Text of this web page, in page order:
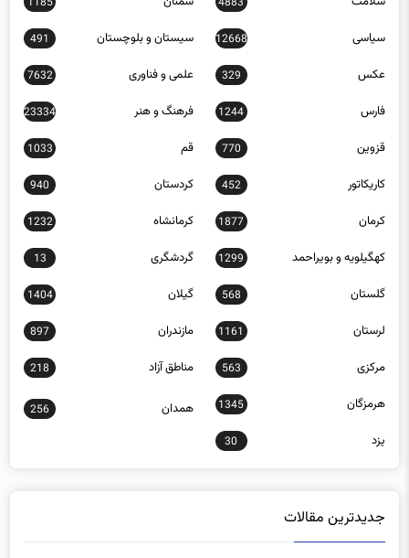
سیاسی 12668 سیستان و بلوچستان 491
عکس 329 علمی و فناوری 7632
فارس 1244 فرهنگ و هنر 23334
قزوین 770 قم 1033
کاریکاتور 452 کردستان 940
کرمان 1877 کرمانشاه 1232
کهگیلویه و بویراحمد 1299 گردشگری 13
گلستان 568 گیلان 1404
لرستان 1161 مازندران 897
مرکزی 563 مناطق آزاد 218
هرمزگان 1345
256
یزد 30
پیش‌بینی یک کارشناس / تورم تا پایان سال به این رقم